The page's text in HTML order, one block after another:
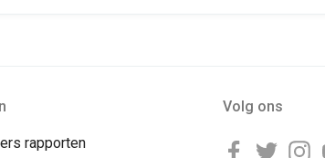
rapporten
Volg ons